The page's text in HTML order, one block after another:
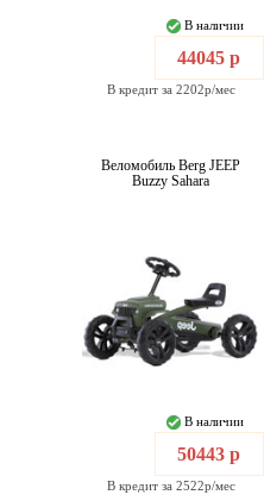
В наличии
44045 р
В кредит за 2202р/мес
Веломобиль Berg JEEP
Buzzy Sahara
В наличии
50443 р
В кредит за 2522р/мес